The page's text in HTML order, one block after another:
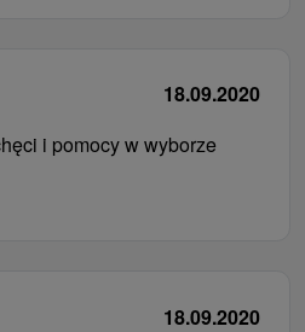
18.09.2020
i pomocy w wyborze
18.09.2020